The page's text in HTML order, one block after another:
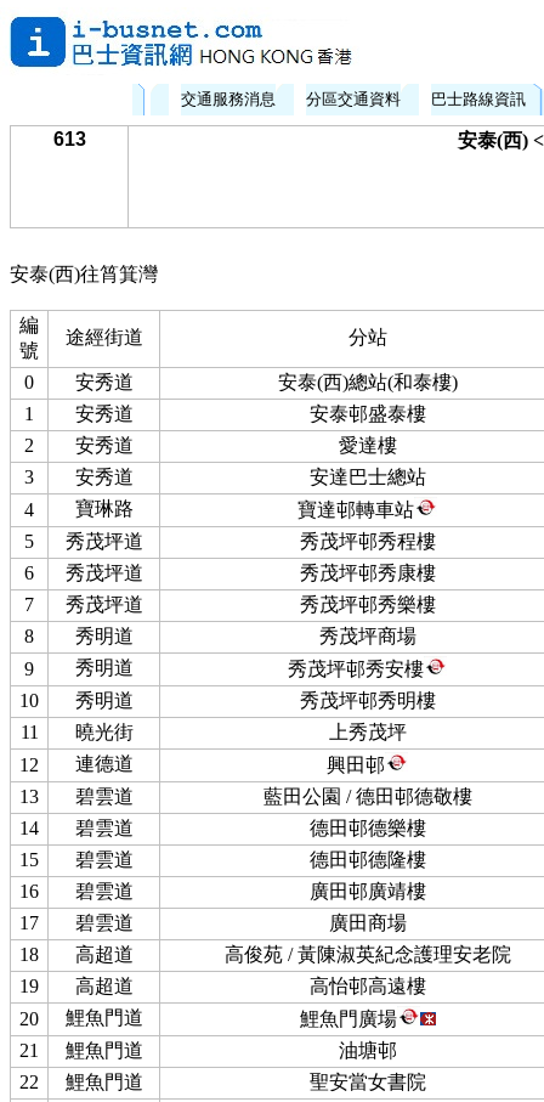
交通服務消息 分區交通資料 巴士路線資訊
613 安泰(西)
安泰(西)往筲箕灣
編
號
途經街道 分站
0 安秀道
安泰(西)總站(和泰樓)
1
安秀道
安泰邨盛泰樓
2
安秀道
愛達樓
3
安秀道
安達巴士總站
4
寶琳路
寶達邨轉車站
5
秀茂坪道
秀茂坪邨秀程樓
6
秀茂坪道
秀茂坪邨秀康樓
7
秀茂坪道
秀茂坪邨秀樂樓
8
秀明道
秀茂坪商場
9
秀明道
秀茂坪邨秀安樓
10
秀明道
秀茂坪邨秀明樓
11
曉光街
上秀茂坪
12
連德道
興田邨
13
碧雲道
藍田公園 / 德田邨德敬樓
14
碧雲道
德田邨德樂樓
15
碧雲道
德田邨德隆樓
16
碧雲道
廣田邨廣靖樓
17
碧雲道
廣田商場
18
高超道
高俊苑 / 黃陳淑英紀念護理安老院
19
高超道
高怡邨高遠樓
20
鯉魚門道
鯉魚門廣場
21
鯉魚門道
油塘邨
22
鯉魚門道 聖安當女書院